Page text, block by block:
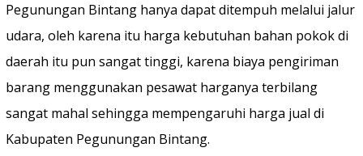
Pegunungan Bintang hanya dapat ditempuh melalui jalur
udara, oleh karena itu harga kebutuhan bahan pokok di
daerah itu pun sangat tinggi, karena biaya pengiriman
barang menggunakan pesawat harganya terbilang
sangat mahal sehingga mempengaruhi harga jual di
Kabupaten Pegunungan Bintang.